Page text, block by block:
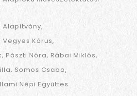
Alapítvány
Vegyes Kórus
Pászti Nóra Rábai Miklós
Somos Csaba
Népi Együttes